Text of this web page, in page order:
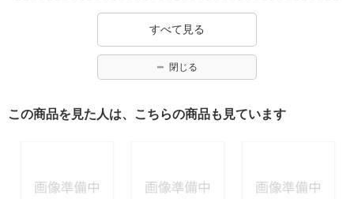
すべて見る
閉じる
この商品を見た人は、こちらの商品も見ています